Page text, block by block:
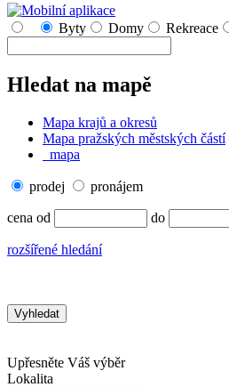
Byty Domy Rekreace
Hledat na mapě
Mapa krajů a okresů
Mapa pražských městských částí
mapa
prodej pronájem
cena od do
rozšířené hledání
Upřesněte Váš výběr
Lokalita